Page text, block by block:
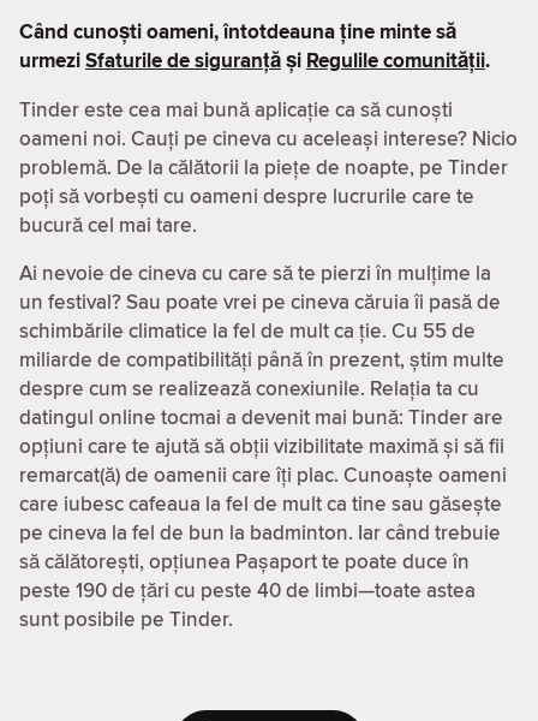
Când cunoști oameni, întotdeauna ține minte să
urmeziSfaturile de siguranțăși Regulile comunității.
Tinder este cea mai bună aplicație ca să cunoști
oameni noi. Cauți pe cineva cu aceleași interese? Nicio
problemă. De la călătorii la piețe de noapte, pe Tinder
poți să vorbești cu oameni despre lucrurile care te
bucură cel mai tare.
Ai nevoie de cineva cu care să te pierzi în mulțime la
un festival? Sau poate vrei pe cineva căruia îi pasă de
schimbările climatice la fel de mult ca ție. Cu 55 de
miliarde de compatibilităţi până în prezent, știm multe
despre cum se realizează conexiunile. Relația ta cu
datingul online tocmai a devenit mai bună: Tinder are
opțiuni care te ajută să obții vizibilitate maximă și să fii
remarcat(ă) de oamenii care îți plac. Cunoaște oameni
care iubesc cafeaua la fel de mult ca tine sau găsește
pe cineva la fel de bun la badminton. Iar când trebuie
să călătorești, opțiunea Pașaport te poate duce în
peste 190 de țări cu peste 40 de limbi—toate astea
sunt posibile pe Tinder.